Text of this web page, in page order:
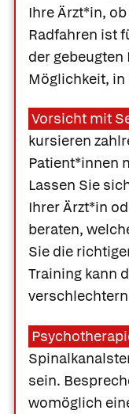
Ihre Ärzt*in,
Radfahren ist
der
Möglichkeit, in
Vorsicht mit
kursieren
Patient*innen
Lassen Sie
Ihrer Ärzt*in
beraten,
Sie die
Training kann
sein.
womöglich